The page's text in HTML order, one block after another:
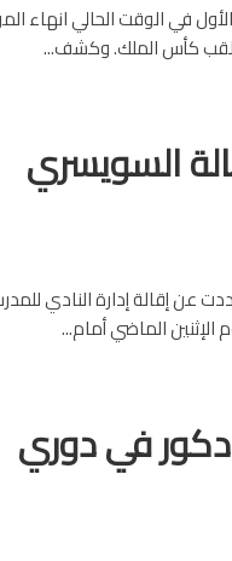
في الوقت الحالي انهاء
لقب كأس الملك. وكشف...
السويسري
عن إقالة إدارة النادي
الماضي أمام...
في دوري